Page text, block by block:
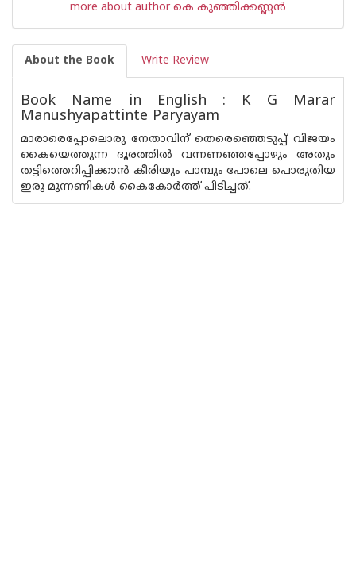
more about author കെ കുഞ്ഞിക്കണ്ണന്‍
About the Book Write Review
Book Name in English : K G Marar
Manushyapattinte Paryayam
മാരാരെപ്പോലൊരു നേതാവിന് തെരെഞ്ഞെടുപ്പ് വിജയം
കൈയെത്തുന്ന ദൂരത്തില്‍ വന്നണഞ്ഞപ്പോഴും അതും
തട്ടിത്തെറിപ്പിക്കാന്‍ കീരിയും പാമ്പും പോലെ പൊരുതിയ
ഇരു മുന്നണികള്‍ കൈകോര്‍ത്ത് പിടിച്ചത്.